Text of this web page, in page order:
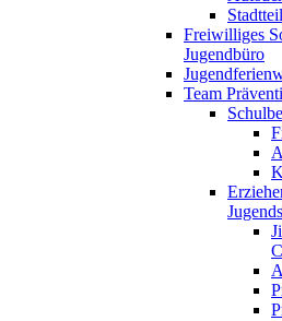
Freiwilliges
Jugendbüro
Team